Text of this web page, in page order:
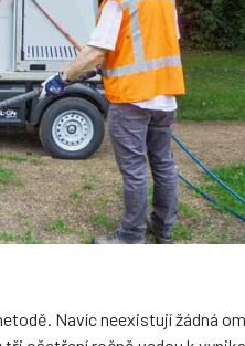
Navíc neexistují žádná